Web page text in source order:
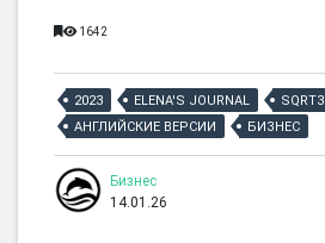
1642
2023 ELENA'S JOURNAL
SQRT3
АНГЛИЙСКИЕ ВЕРСИИ
БИЗНЕС
Бизнес
14.01.26